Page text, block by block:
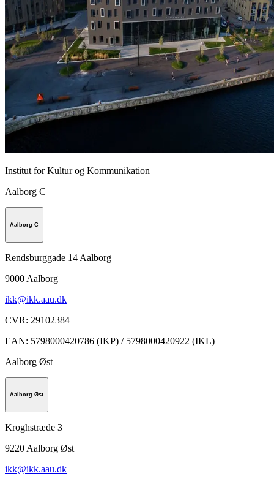
Institut for Kultur og Kommunikation
Aalborg C
Aalborg C
Rendsburggade 14 Aalborg
9000 Aalborg
ikk@ikk.aau.dk
CVR: 29102384
EAN: 5798000420786 (IKP) / 5798000420922 (IKL)
Aalborg Øst
Aalborg Øst
Kroghstræde 3
9220 Aalborg Øst
ikk@ikk.aau.dk